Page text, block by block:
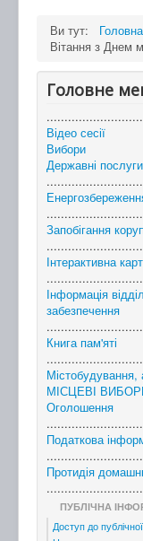
Ви тут:
Головна
Вітання з Днем
Головне
Відео сесії
Вибори
Державні
Запобігання
Інтерактивна
Інформація
забезпечення
Книга пам'яті
Містобудування,
МІСЦЕВІ
Оголошення
Податкова
Протидія
ПУБЛІЧНА
Доступ до